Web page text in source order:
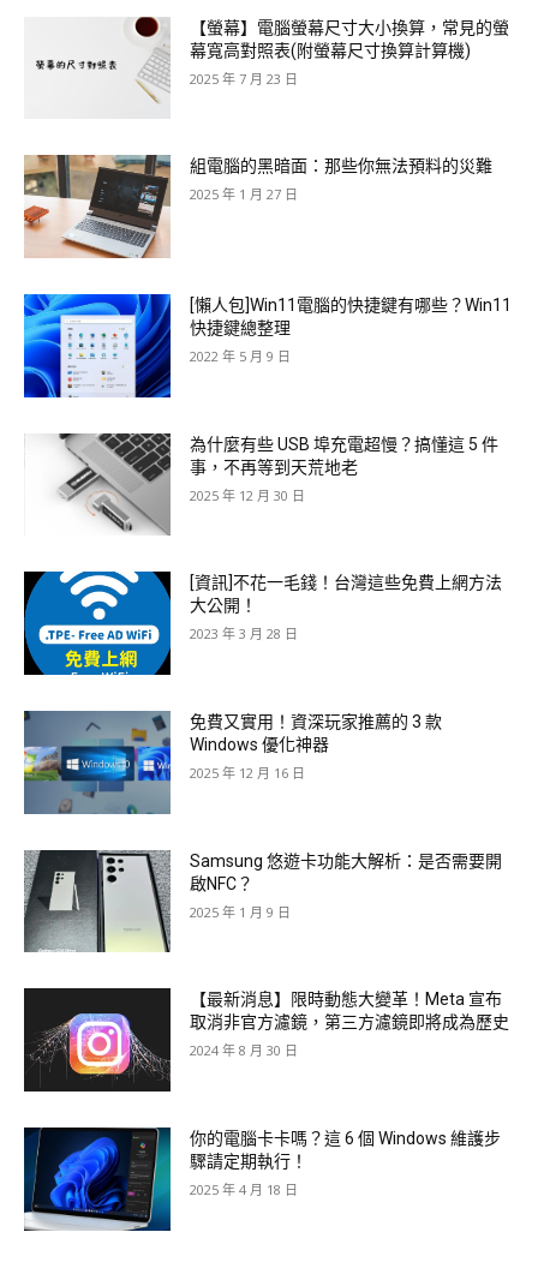
【螢幕】電腦螢幕尺寸大小換算，常見的螢
幕寬高對照表(附螢幕尺寸換算計算機)
2025 年 7 月 23 日
組電腦的黑暗面：那些你無法預料的災難
2025 年 1 月 27 日
[懶人包]Win11電腦的快捷鍵有哪些？Win11
快捷鍵總整理
2022 年 5 月 9 日
為什麼有些 USB 埠充電超慢？搞懂這 5 件
事，不再等到天荒地老
2025 年 12 月 30 日
[資訊]不花一毛錢！台灣這些免費上網方法
大公開！
2023 年 3 月 28 日
免費又實用！資深玩家推薦的 3 款
Windows 優化神器
2025 年 12 月 16 日
Samsung 悠遊卡功能大解析：是否需要開
啟NFC？
2025 年 1 月 9 日
【最新消息】限時動態大變革！Meta 宣布
取消非官方濾鏡，第三方濾鏡即將成為歷史
2024 年 8 月 30 日
你的電腦卡卡嗎？這 6 個 Windows 維護步
驟請定期執行！
2025 年 4 月 18 日